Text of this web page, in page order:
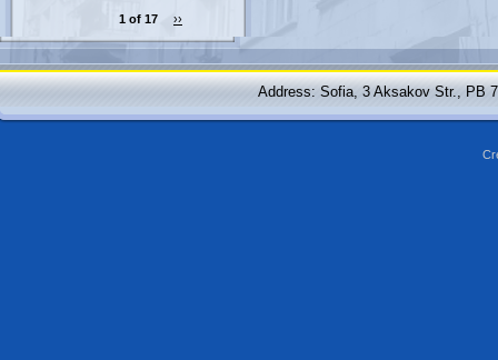
1 of 17
››
Address: Sofia, 3 Aksakov Str., PB